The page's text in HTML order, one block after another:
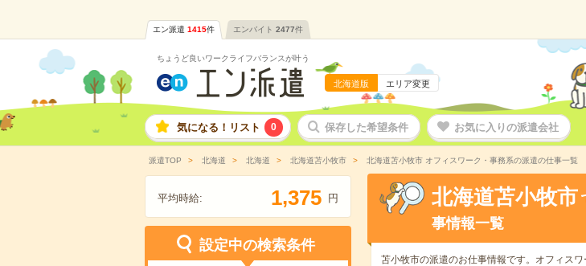
エン派遣 1415件 エンバイト 2477件
ちょうど良いワークライフバランスが叶う
北海道版 エリア変更
気になる！リスト 0 保存した希望条件 お気に入りの派遣会社
派遣TOP 北海道 北海道 北海道苫小牧市 北海道苫小牧市 オフィスワーク・事務系の派遣の仕事一覧
平均時給: 1,375 円
設定中の検索条件
北海道苫小牧市
事情報一覧
苫小牧市の派遣のお仕事情報です。オフィスワ